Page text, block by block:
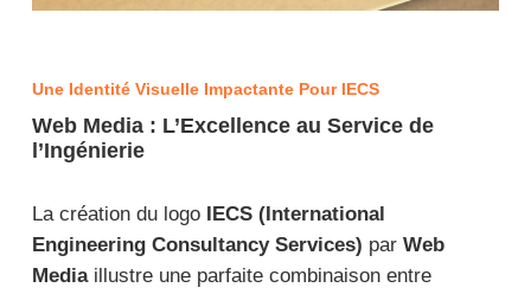
Une Identité Visuelle Impactante Pour IECS
Web Media : L’Excellence au Service de
l’Ingénierie
La création du logo
IECS (International
Engineering Consultancy Services) par Web
Mediaillustre une parfaite combinaison entre